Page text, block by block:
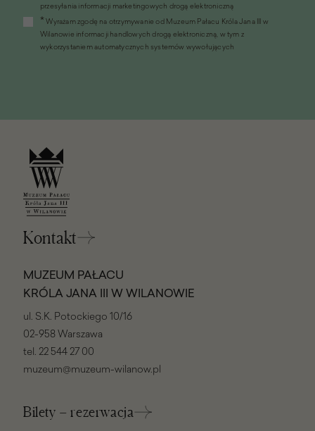
nowym
oknie)
przesyłania informacji marketingowych drogą elektroniczną
* Wyrażam zgodę na otrzymywanie od Muzeum Pałacu Króla Jana III w
Wilanowie informacji handlowych drogą elektroniczną, w tym z
wykorzystaniem automatycznych systemów wywołujących
Kontakt
MUZEUM PAŁACU
KRÓLA JANA III W WILANOWIE
ul. S.K. Potockiego 10/16
02-958 Warszawa
tel. 22 544 27 00
muzeum@muzeum-wilanow.pl
Bilety – rezerwacja